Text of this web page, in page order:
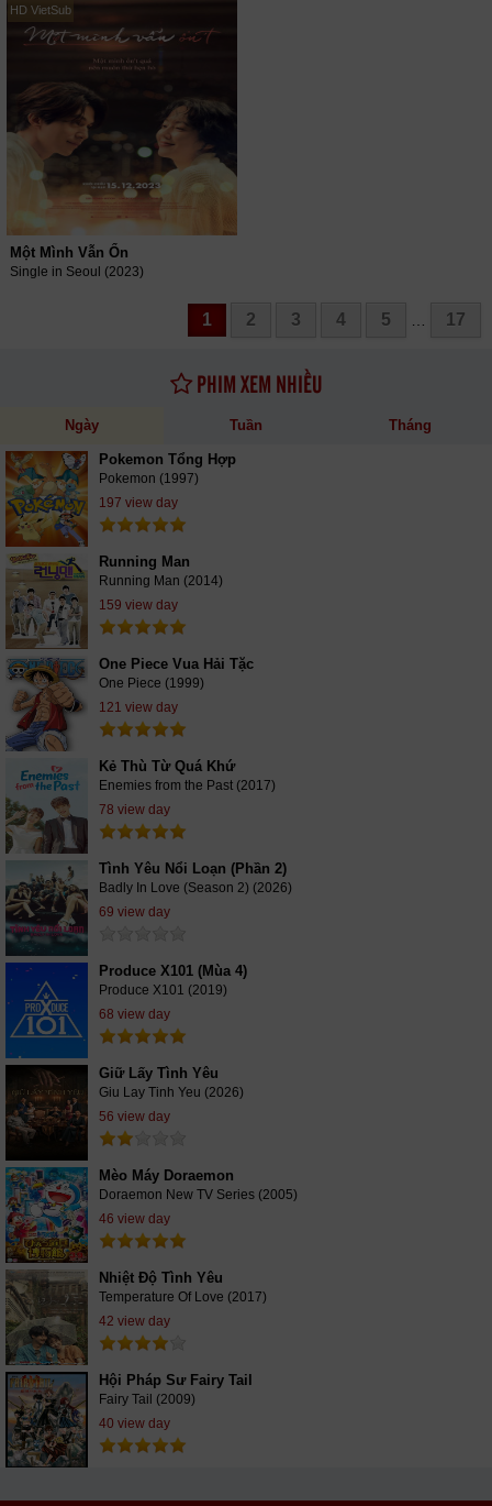
HD VietSub
Một Mình Vẫn Ổn
Single in Seoul (2023)
1 2 3 4 5 17
PHIM XEM NHIỀU
Ngày Tuần Tháng
Pokemon Tổng Hợp
Pokemon (1997)
197 view day
Running Man
Running Man (2014)
159 view day
One Piece Vua Hải Tặc
One Piece (1999)
121 view day
Kẻ Thù Từ Quá Khứ
Enemies from the Past (2017)
78 view day
Tình Yêu Nổi Loạn (Phần 2)
Badly In Love (Season 2) (2026)
69 view day
Produce X101 (Mùa 4)
Produce X101 (2019)
68 view day
Giữ Lấy Tình Yêu
Giu Lay Tinh Yeu (2026)
56 view day
Mèo Máy Doraemon
Doraemon New TV Series (2005)
46 view day
Nhiệt Độ Tình Yêu
Temperature Of Love (2017)
42 view day
Hội Pháp Sư Fairy Tail
Fairy Tail (2009)
40 view day